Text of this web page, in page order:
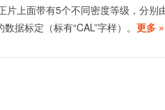
片上面带有5个不同密度等级，分别
据标定（标有“CAL”字样）。 更多 »